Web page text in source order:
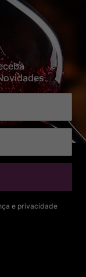
e privacidade